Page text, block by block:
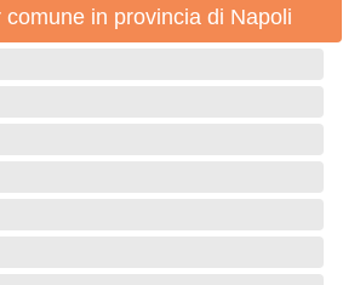
in provincia di Napoli